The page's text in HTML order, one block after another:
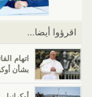
k
اقرؤوا أيضا...
اتهام
بشأن